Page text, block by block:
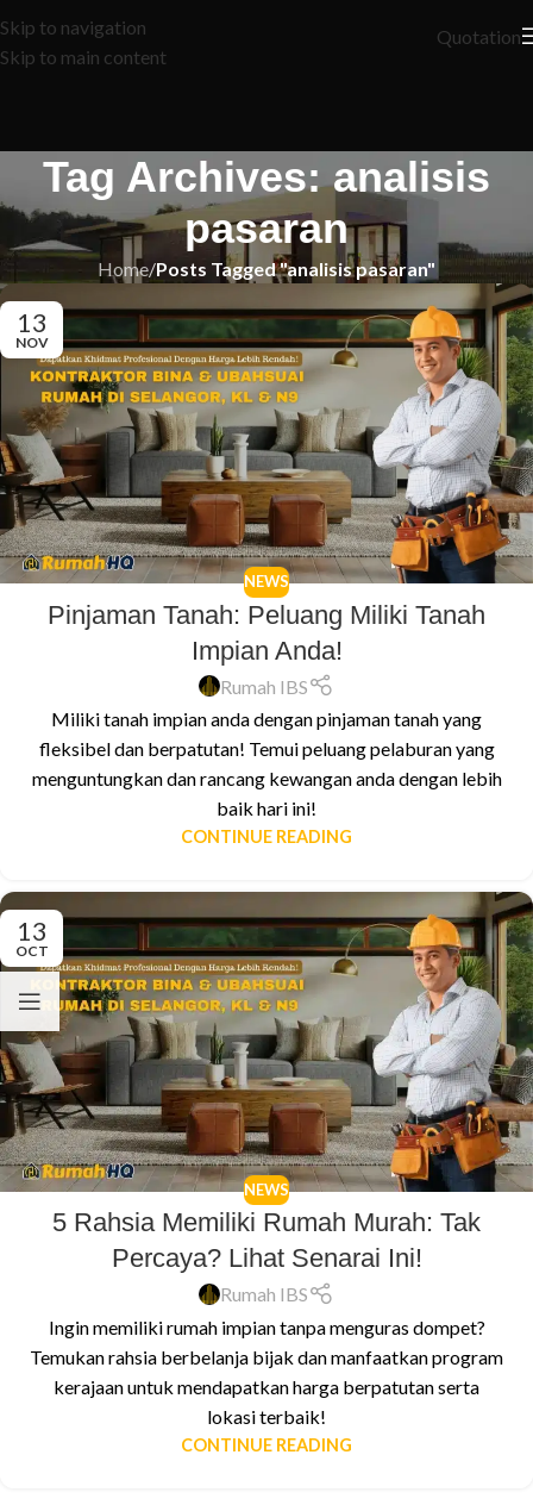
Skip to navigation
Skip to main content
Quotation
Tag Archives: analisis
pasaran
Home/Posts Tagged "analisis pasaran"
13
NOV
NEWS
Pinjaman Tanah: Peluang Miliki Tanah
Impian Anda!
Rumah IBS
Miliki tanah impian anda dengan pinjaman tanah yang
fleksibel dan berpatutan! Temui peluang pelaburan yang
menguntungkan dan rancang kewangan anda dengan lebih
baik hari ini!
CONTINUE READING
13
OCT
NEWS
5 Rahsia Memiliki Rumah Murah: Tak
Percaya? Lihat Senarai Ini!
Rumah IBS
Ingin memiliki rumah impian tanpa menguras dompet?
Temukan rahsia berbelanja bijak dan manfaatkan program
kerajaan untuk mendapatkan harga berpatutan serta
lokasi terbaik!
CONTINUE READING